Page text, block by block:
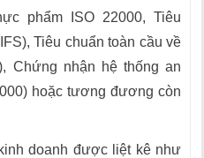
phẩm ISO 22000, Tiêu
Tiêu chuẩn toàn cầu về
Chứng nhận hệ thống an
hoặc tương đương còn
doanh được liệt kê như